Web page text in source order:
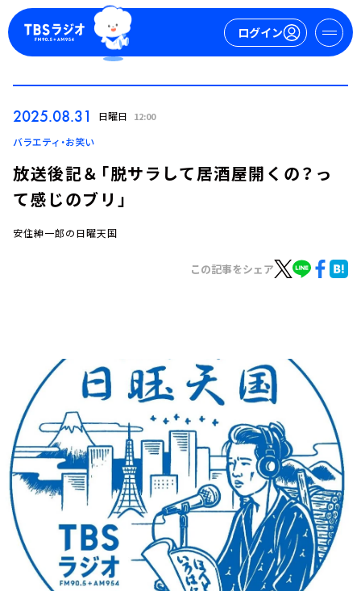
ログイン
ログイン
お知らせ
イベント・グッズ
YouTube
会社情報
2025.08.31 日曜日 12:00
バラエティ・お笑い
放送後記＆「脱サラして居酒屋開くの？っ
て感じのブリ」
安住紳一郎の日曜天国
この記事をシェア